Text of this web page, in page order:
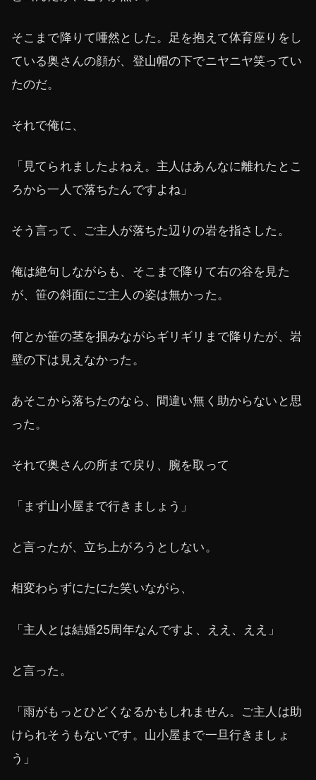
そこまで降りて唖然とした。足を抱えて体育座りをし
ている奥さんの顔が、登山帽の下でニヤニヤ笑ってい
たのだ。
それで俺に、
「見てられましたよねえ。主人はあんなに離れたとこ
ろから一人で落ちたんですよね」
そう言って、ご主人が落ちた辺りの岩を指さした。
俺は絶句しながらも、そこまで降りて右の谷を見た
が、笹の斜面にご主人の姿は無かった。
何とか笹の茎を掴みながらギリギリまで降りたが、岩
壁の下は見えなかった。
あそこから落ちたのなら、間違い無く助からないと思
った。
それで奥さんの所まで戻り、腕を取って
「まず山小屋まで行きましょう」
と言ったが、立ち上がろうとしない。
相変わらずにたにた笑いながら、
「主人とは結婚25周年なんですよ、ええ、ええ」
と言った。
「雨がもっとひどくなるかもしれません。ご主人は助
けられそうもないです。山小屋まで一旦行きましょ
う」